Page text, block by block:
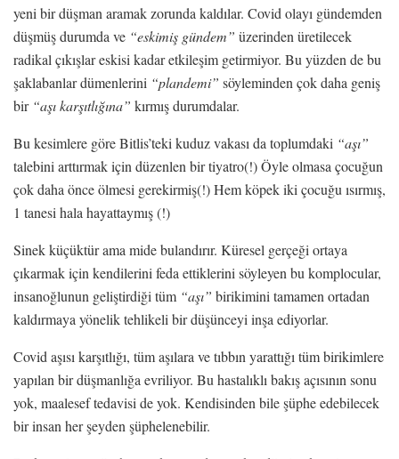
yeni bir düşman aramak zorunda kaldılar. Covid olayı gündemden
düşmüş durumda ve “eskimiş gündem” üzerinden üretilecek
radikal çıkışlar eskisi kadar etkileşim getirmiyor. Bu yüzden de bu
şaklabanlar dümenlerini “plandemi” söyleminden çok daha geniş
bir “aşı karşıtlığına” kırmış durumdalar.
Bu kesimlere göre Bitlis’teki kuduz vakası da toplumdaki “aşı”
talebini arttırmak için düzenlen bir tiyatro(!) Öyle olmasa çocuğun
çok daha önce ölmesi gerekirmiş(!) Hem köpek iki çocuğu ısırmış,
1 tanesi hala hayattaymış (!)
Sinek küçüktür ama mide bulandırır. Küresel gerçeği ortaya
çıkarmak için kendilerini feda ettiklerini söyleyen bu komplocular,
insanoğlunun geliştirdiği tüm “aşı” birikimini tamamen ortadan
kaldırmaya yönelik tehlikeli bir düşünceyi inşa ediyorlar.
Covid aşısı karşıtlığı, tüm aşılara ve tıbbın yarattığı tüm birikimlere
yapılan bir düşmanlığa evriliyor. Bu hastalıklı bakış açısının sonu
yok, maalesef tedavisi de yok. Kendisinden bile şüphe edebilecek
bir insan her şeyden şüphelenebilir.